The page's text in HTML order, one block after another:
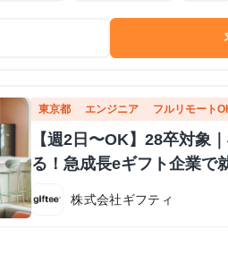
東京都 エンジニア フルリモート
【週2日〜OK】28卒対象
る！急成長eギフト企業で
株式会社ギフティ